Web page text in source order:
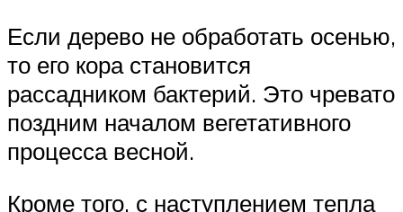
Если дерево не обработать осенью,
то его кора становится
рассадником бактерий. Это чревато
поздним началом вегетативного
процесса весной.
Кроме того, с наступлением тепла